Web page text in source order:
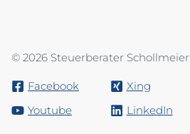
© 2026 Steuerberater Schollmeier
Facebook Xing
Youtube
LinkedIn